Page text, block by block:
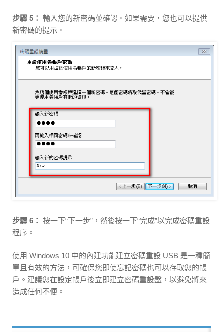
步驟 5： 輸入您的新密碼並確認。如果需要，您也可以提供
新密碼的提示。
步驟 6： 按一下“下一步”，然後按一下“完成”以完成密碼重設
程序。
使用 Windows 10 中的內建功能建立密碼重設 USB 是一種簡
單且有效的方法，可確保您即使忘記密碼也可以存取您的帳
戶。建議您在設定帳戶後立即建立密碼重設盤，以避免將來
造成任何不便。